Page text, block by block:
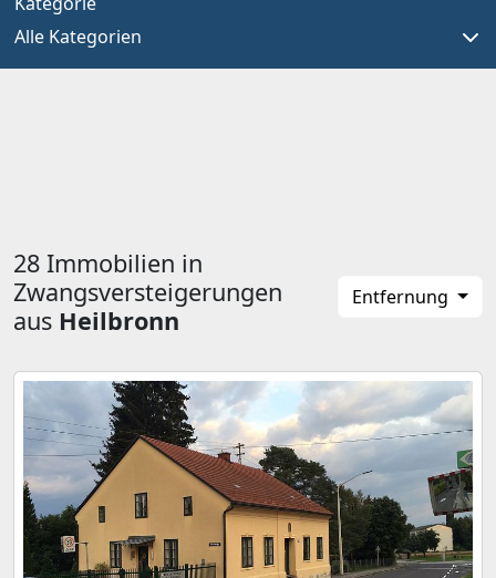
Alle Kategorien
28 Immobilien in
Zwangsversteigerungen
aus Heilbronn
Entfernung